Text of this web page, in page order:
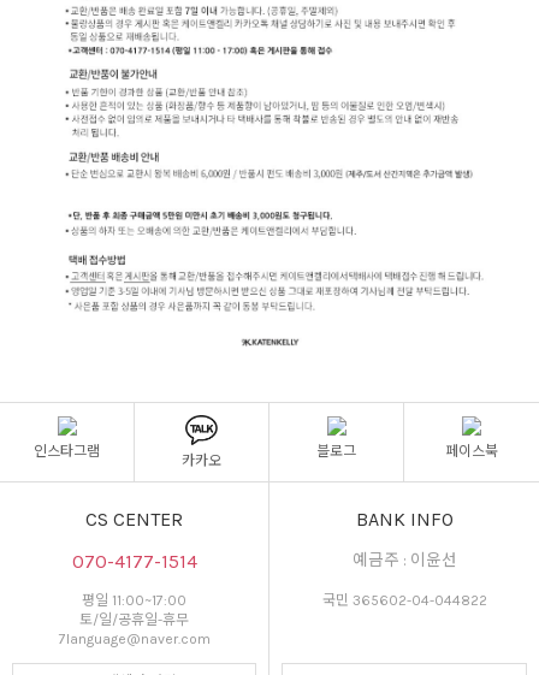
인스타그램
카카오
블로그 페이스북
CS CENTER
070-4177-1514
평일 11:00~17:00
토/일/공휴일-휴무
7language@naver.com
BANK INFO
예금주 : 이윤선
국민 365602-04-044822